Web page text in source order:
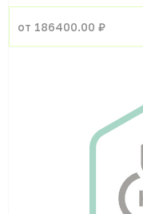
от 186400.00 ₽